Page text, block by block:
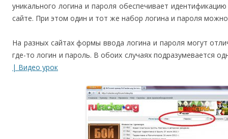
уникального логина и пароля обеспечивает
сайте. При этом один и тот же набор логина и пароля
На разных сайтах формы ввода логина и пароля могут
где-то логин и пароль. В обоих случаях подразумевается
| Видео урок